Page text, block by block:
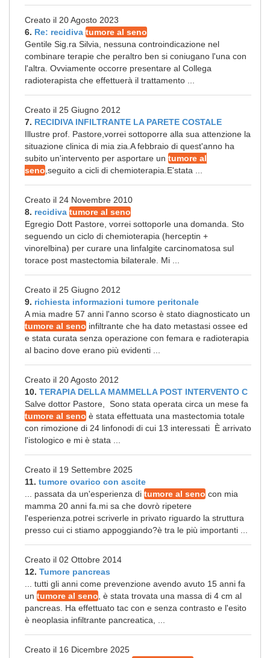
Creato il 20 Agosto 2023
6. Re: recidiva tumore al seno
Gentile Sig.ra Silvia, nessuna controindicazione nel
combinare terapie che peraltro ben si coniugano l'una con
l'altra. Ovviamente occorre presentare al Collega
radioterapista che effettuerà il trattamento ...
Creato il 25 Giugno 2012
7. RECIDIVA INFILTRANTE LA PARETE COSTALE
Illustre prof. Pastore,vorrei sottoporre alla sua attenzione la
situazione clinica di mia zia.A febbraio di quest'anno ha
subito un'intervento per asportare un tumore al
seno ,seguito a cicli di chemioterapia.E'stata ...
Creato il 24 Novembre 2010
8. recidiva tumore al seno
Egregio Dott Pastore, vorrei sottoporle una domanda. Sto
seguendo un ciclo di chemioterapia (herceptin +
vinorelbina) per curare una linfalgite carcinomatosa sul
torace post mastectomia bilaterale. Mi ...
Creato il 25 Giugno 2012
9. richiesta informazioni tumore peritonale
A mia madre 57 anni l'anno scorso è stato diagnosticato un
tumore al seno infiltrante che ha dato metastasi ossee ed
e stata curata senza operazione con femara e radioterapia
al bacino dove erano più evidenti ...
Creato il 20 Agosto 2012
10. TERAPIA DELLA MAMMELLA POST INTERVENTO C
Salve dottor Pastore, Sono stata operata circa un mese fa
tumore al seno è stata effettuata una mastectomia totale
con rimozione di 24 linfonodi di cui 13 interessati È arrivato
l'istologico e mi è stata ...
Creato il 19 Settembre 2025
11. tumore ovarico con ascite
... passata da un'esperienza di tumore al seno con mia
mamma 20 anni fa.mi sa che dovrò ripetere
l'esperienza.potrei scriverle in privato riguardo la struttura
presso cui ci stiamo appoggiando?è tra le più importanti ...
Creato il 02 Ottobre 2014
12. Tumore pancreas
... tutti gli anni come prevenzione avendo avuto 15 anni fa
un tumore al seno , è stata trovata una massa di 4 cm al
pancreas. Ha effettuato tac con e senza contrasto e l'esito
è neoplasia infiltrante pancreatica, ...
Creato il 16 Dicembre 2025